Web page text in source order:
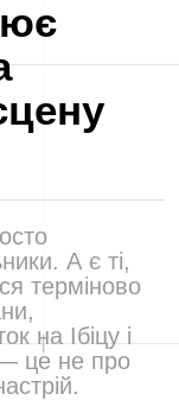
А є ті,
терміново
на Ібіцу і
це не про